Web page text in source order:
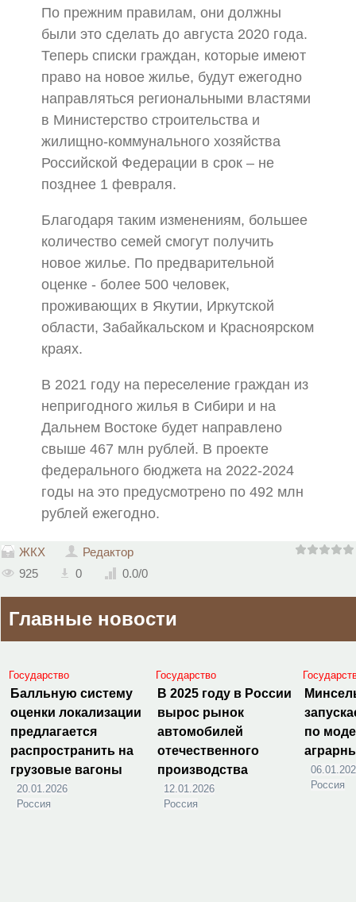
По прежним правилам, они должны
были это сделать до августа 2020 года.
Теперь списки граждан, которые имеют
право на новое жилье, будут ежегодно
направляться региональными властями
в Министерство строительства и
жилищно-коммунального хозяйства
Российской Федерации в срок – не
позднее 1 февраля.
Благодаря таким изменениям, большее
количество семей смогут получить
новое жилье. По предварительной
оценке - более 500 человек,
проживающих в Якутии, Иркутской
области, Забайкальском и Красноярском
краях.
В 2021 году на переселение граждан из
непригодного жилья в Сибири и на
Дальнем Востоке будет направлено
свыше 467 млн рублей. В проекте
федерального бюджета на 2022-2024
годы на это предусмотрено по 492 млн
рублей ежегодно.
ЖКХ
Редактор
925
0 0.0/0
Главные новости
Государство
Балльную систему
оценки локализации
предлагается
распространить на
грузовые вагоны
20.01.2026
Россия
Государство
В 2025 году в России
вырос рынок
автомобилей
отечественного
производства
12.01.2026
Россия
по
Россия